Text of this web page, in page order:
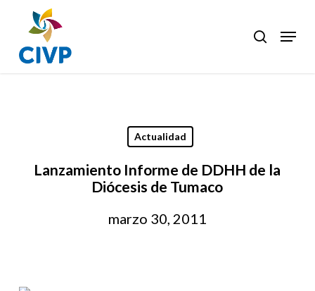
main
content
search
Menu
Actualidad
Lanzamiento Informe de DDHH de la
Diócesis de Tumaco
marzo 30, 2011
Close